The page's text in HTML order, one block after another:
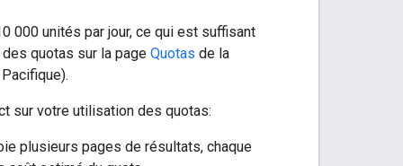
000 unités par jour, ce qui est suffisant
quotas sur la page Quotas de la
sur votre utilisation des quotas:
plusieurs pages de résultats, chaque